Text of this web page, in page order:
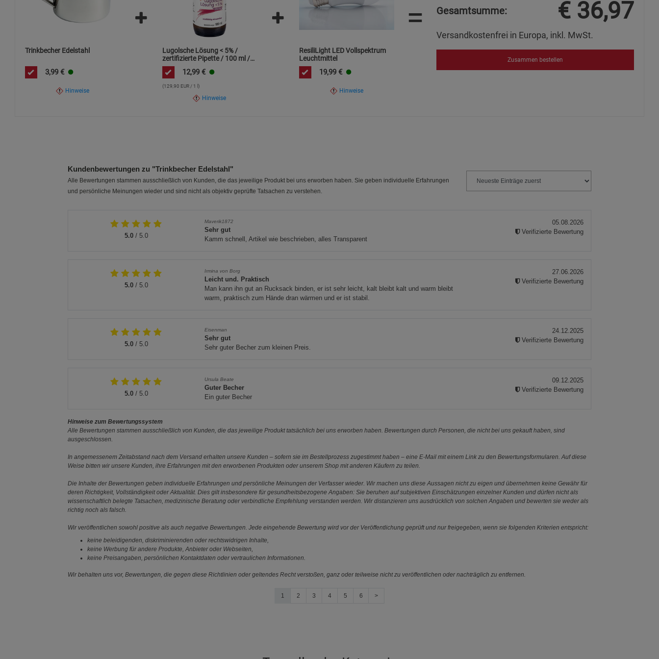
Trinkbecher Edelstahl
3,99 €
Hinweise
Lugolsche Lösung < 5% /
zertifizierte Pipette / 100 ml /
Jod in Premiumqualität
12,99 €
(129,90 EUR / 1 l)
Hinweise
ResiliLight LED Vollspektrum
Leuchtmittel
19,99 €
Hinweise
= Gesamtsumme: € 36,97
Versandkostenfrei in Europa, inkl. MwSt.
Zusammen bestellen
Kundenbewertungen zu "Trinkbecher Edelstahl"
Alle Bewertungen stammen ausschließlich von Kunden, die das jeweilige Produkt bei uns erworben haben. Sie geben individuelle Erfahrungen
und persönliche Meinungen wieder und sind nicht als objektiv geprüfte Tatsachen zu verstehen.
5.0/ 5.0
Maverik1872
Sehr gut
Kamm schnell, Artikel wie beschrieben, alles Transparent
05.08.2026
Verifizierte Bewertung
5.0/ 5.0
Irmina von Borg
Leicht und. Praktisch
Man kann ihn gut an Rucksack binden, er ist sehr leicht, kalt bleibt kalt und warm bleibt
warm, praktisch zum Hände dran wärmen und er ist stabil.
27.06.2026
Verifizierte Bewertung
5.0/ 5.0
Eisenman
Sehr gut
Sehr guter Becher zum kleinen Preis.
24.12.2025
Verifizierte Bewertung
5.0/ 5.0
Ursula Beate
Guter Becher
Ein guter Becher
09.12.2025
Verifizierte Bewertung
Hinweise zum Bewertungssystem
Alle Bewertungen stammen ausschließlich von Kunden, die das jeweilige Produkt tatsächlich bei uns erworben haben. Bewertungen durch Personen, die nicht bei uns gekauft haben, sind
ausgeschlossen.
In angemessenem Zeitabstand nach dem Versand erhalten unsere Kunden – sofern sie im Bestellprozess zugestimmt haben – eine E-Mail mit einem Link zu den Bewertungsformularen. Auf diese
Weise bitten wir unsere Kunden, ihre Erfahrungen mit den erworbenen Produkten oder unserem Shop mit anderen Käufern zu teilen.
Die Inhalte der Bewertungen geben individuelle Erfahrungen und persönliche Meinungen der Verfasser wieder. Wir machen uns diese Aussagen nicht zu eigen und übernehmen keine Gewähr für
deren Richtigkeit, Vollständigkeit oder Aktualität. Dies gilt insbesondere für gesundheitsbezogene Angaben: Sie beruhen auf subjektiven Einschätzungen einzelner Kunden und dürfen nicht als
wissenschaftlich belegte Tatsachen, medizinische Beratung oder verbindliche Empfehlung verstanden werden. Wir distanzieren uns ausdrücklich von solchen Angaben und bewerten sie weder als
richtig noch als falsch.
Wir veröffentlichen sowohl positive als auch negative Bewertungen. Jede eingehende Bewertung wird vor der Veröffentlichung geprüft und nur freigegeben, wenn sie folgenden Kriterien entspricht:
keine beleidigenden, diskriminierenden oder rechtswidrigen Inhalte,
keine Werbung für andere Produkte, Anbieter oder Webseiten,
keine Preisangaben, persönlichen Kontaktdaten oder vertraulichen Informationen.
Wir behalten uns vor, Bewertungen, die gegen diese Richtlinien oder geltendes Recht verstoßen, ganz oder teilweise nicht zu veröffentlichen oder nachträglich zu entfernen.
1 2 3 4 5 6 >
Statistik Cookies (2) Statistik Cookies
Beschreibung Statistik Cookies
Marketing Cookies (3) Marketing Cookies